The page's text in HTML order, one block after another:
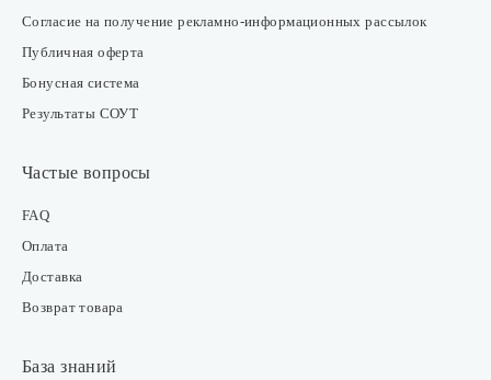
Согласие на получение рекламно-информационных рассылок
Публичная оферта
Бонусная система
Результаты СОУТ
Частые вопросы
FAQ
Оплата
Доставка
Возврат товара
База знаний